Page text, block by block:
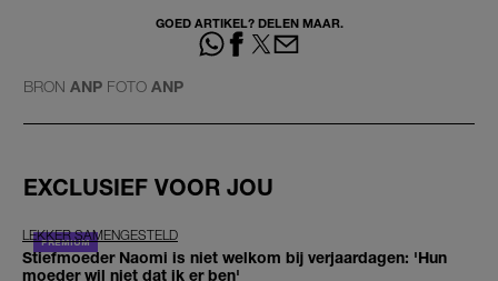
GOED ARTIKEL? DELEN MAAR.
BRON ANP FOTO ANP
EXCLUSIEF VOOR JOU
LEKKER SAMENGESTELD
Stiefmoeder Naomi is niet welkom bij verjaardagen: 'Hun
moeder wil niet dat ik er ben'